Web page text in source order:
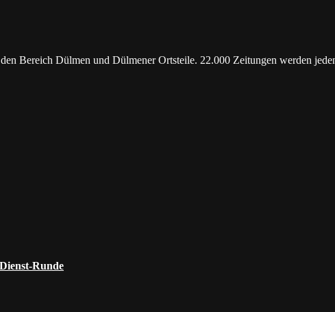
Bereich Dülmen und Dülmener Ortsteile. 22.000 Zeitungen werden
Runde